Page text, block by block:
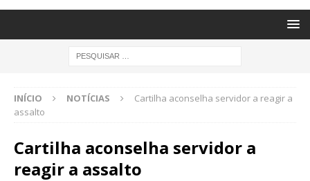
INÍCIO NOTÍCIAS
Cartilha aconselha servidor a reagir a
assalto
Cartilha aconselha servidor a
reagir a assalto